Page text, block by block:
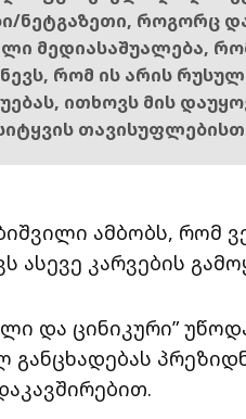
ნეტგაზეთი, როგორც
მედიასაშუალება,
რომ ის არის
ითხოვს მის
ამბობს, რომ
კარვების
და ცინიკური”